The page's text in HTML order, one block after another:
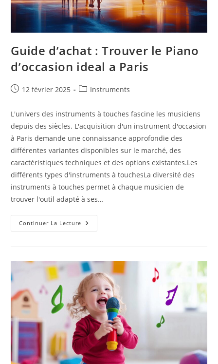
Guide d’achat : Trouver le Piano
d’occasion ideal a Paris
Publication
12 février 2025
PostInstruments
L'univers des instruments à touches fascine les musiciens
depuis des siècles. L'acquisition d'un instrument d'occasion
à Paris demande une connaissance approfondie des
différentes variantes disponibles sur le marché, des
caractéristiques techniques et des options existantes.Les
différents types d'instruments à touchesLa diversité des
instruments à touches permet à chaque musicien de
trouver l'outil adapté à ses…
Continuer La Lecture Guide
D’achat
D’occasion
Ideal
A
Paris